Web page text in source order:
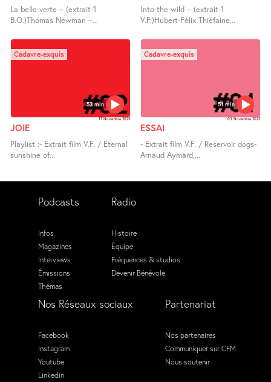
La belle verte – (extrait-1
B.O.)Thomas Newman –...
Into the wild – (extrait-1
V.F.)Hubert-Félix Thiéfaine...
53 min
Cadavre-exquis
17 Novembre 2023
JOIE
Playlist :- Extrait film V.F. / Eternal
sunshine of...
51 min
Cadavre-exquis
03 Novembre 2023
ESSAI
- Extrait film V.F. / Reservoir dogs-
Arnaud Aymard,...
Podcasts
Infos
Magazines
Interviews
Émissions
Thémas
Radio
Histoire
Équipe
Fréquences & studios
Devenir Bénévole
Nos Réseaux sociaux
Facebook
Instagram
Youtube
Linkedin
Partenariat
Nos partenaires
Communiquer sur CFM
Nous soutenir